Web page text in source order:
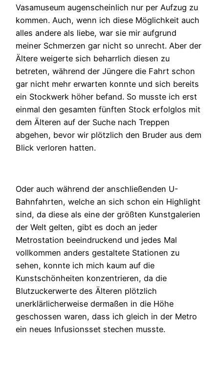
Vasamuseum augenscheinlich nur per Aufzug zu
kommen. Auch, wenn ich diese Möglichkeit auch
alles andere als liebe, war sie mir aufgrund
meiner Schmerzen gar nicht so unrecht. Aber der
Ältere weigerte sich beharrlich diesen zu
betreten, während der Jüngere die Fahrt schon
gar nicht mehr erwarten konnte und sich bereits
ein Stockwerk höher befand. So musste ich erst
einmal den gesamten fünften Stock erfolglos mit
dem Älteren auf der Suche nach Treppen
abgehen, bevor wir plötzlich den Bruder aus dem
Blick verloren hatten.
Oder auch während der anschließenden U-
Bahnfahrten, welche an sich schon ein Highlight
sind, da diese als eine der größten Kunstgalerien
der Welt gelten, gibt es doch an jeder
Metrostation beeindruckend und jedes Mal
vollkommen anders gestaltete Stationen zu
sehen, konnte ich mich kaum auf die
Kunstschönheiten konzentrieren, da die
Blutzuckerwerte des Älteren plötzlich
unerklärlicherweise dermaßen in die Höhe
geschossen waren, dass ich gleich in der Metro
ein neues Infusionsset stechen musste.